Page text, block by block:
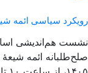
رویکرد سیاسی ائمه
نشست هم‌اندیشی